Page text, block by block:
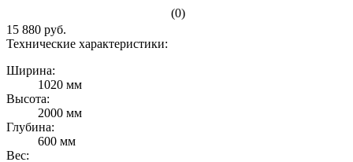
(0)
15 880 руб.
Технические характеристики:
Ширина:
1020 мм
Высота:
2000 мм
Глубина:
600 мм
Вес: